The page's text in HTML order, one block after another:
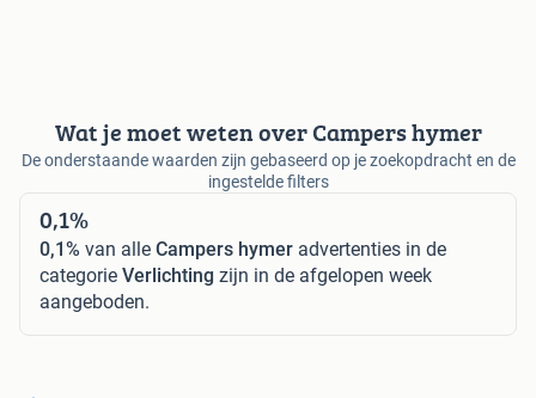
Wat je moet weten over Campers hymer
De onderstaande waarden zijn gebaseerd op je zoekopdracht en de
ingestelde filters
0,1%
0,1% van alle Campers hymer advertenties in de
categorie Verlichting zijn in de afgelopen week
aangeboden.